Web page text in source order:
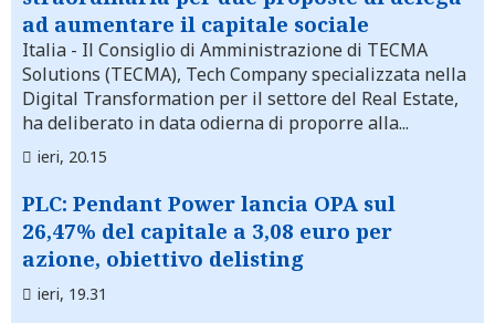
ad aumentare il capitale sociale
Italia - Il Consiglio di Amministrazione di TECMA
Solutions (TECMA), Tech Company specializzata nella
Digital Transformation per il settore del Real Estate,
ha deliberato in data odierna di proporre alla...
ieri, 20.15
PLC: Pendant Power lancia OPA sul
26,47% del capitale a 3,08 euro per
azione, obiettivo delisting
ieri, 19.31